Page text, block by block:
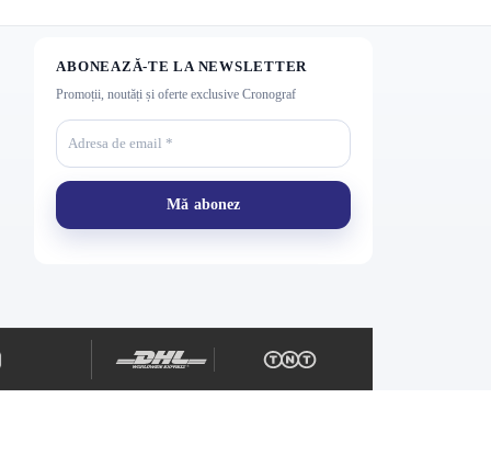
ABONEAZĂ-TE LA NEWSLETTER
Promoții, noutăți și oferte exclusive Cronograf